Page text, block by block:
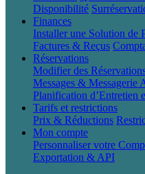
Disponibilité
Finances
Installer une Solution de
Factures & Reçus
Réservations
Modifier des
Messages & Messagerie
Planification d’Entretien
Tarifs et restrictions
Prix & Réductions
Mon compte
Personnaliser votre
Exportation & API